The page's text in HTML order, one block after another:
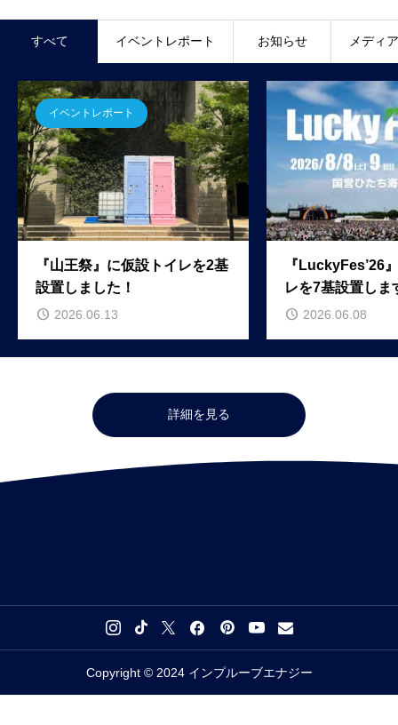
すべて イベントレポート お知らせ メディ
イベントレポート
『山王祭』に仮設トイレを2基
設置しました！
2026.06.13
『LuckyFes’26
レを7基設置しま
2026.06.08
詳細を見る
Copyright © 2024 インプルーブエナジー